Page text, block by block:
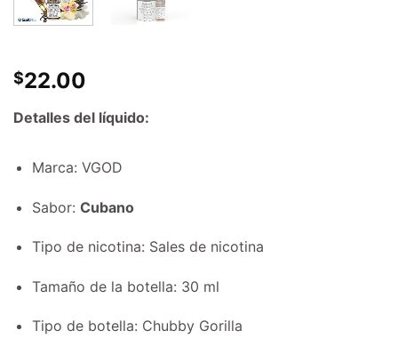
$22.00
Detalles del líquido:
Marca: VGOD
Sabor: Cubano
Tipo de nicotina: Sales de nicotina
Tamaño de la botella: 30 ml
Tipo de botella: Chubby Gorilla